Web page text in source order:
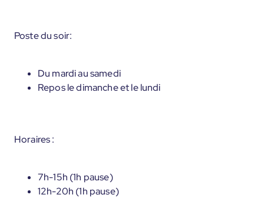
Poste du soir:
Du mardi au samedi
Repos le dimanche et le lundi
Horaires :
7h-15h (1h pause)
12h-20h (1h pause)